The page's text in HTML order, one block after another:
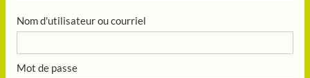
Nom d'utilisateur ou courriel
Mot de passe